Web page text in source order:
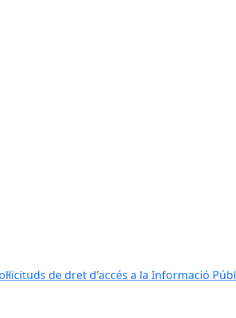
de dret d'accés a la Informació